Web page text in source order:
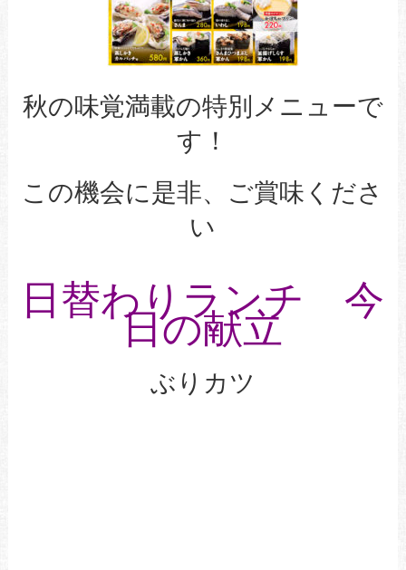
秋の味覚満載の特別メニューで
す！
この機会に是非、ご賞味くださ
い
日替わりランチ 今
日の献立
ぶりカツ